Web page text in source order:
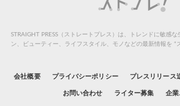
STRAIGHT PRESS（ストレートプレス）は、トレンドに敏感な
ン、ビューティー、ライフスタイル、モノなどの最新情報を “
会社概要 プライバシーポリシー プレスリリース
お問い合わせ ライター募集 企業